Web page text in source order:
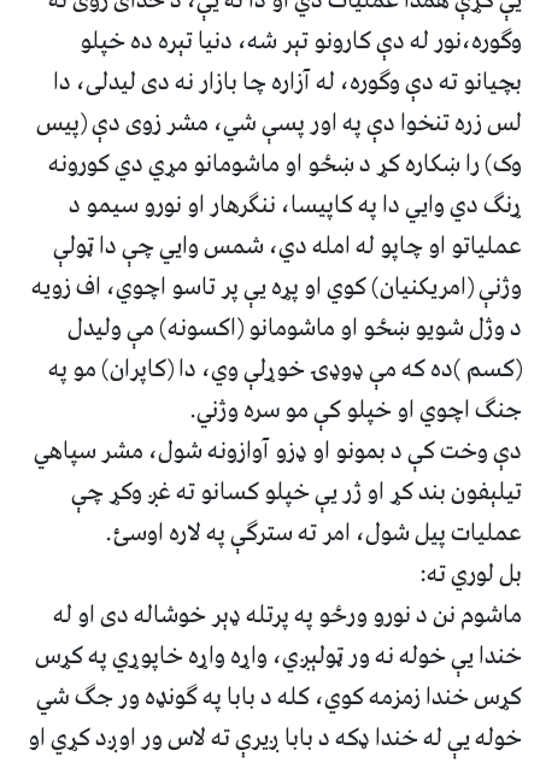
وګوره،نور له دې کارونو تېر شه، دنيا تېره ده خپلو
بچيانو ته دې وګوره، له آزاره چا بازار نه دی ليدلی، دا
لس زره تنخوا دې په اور پسې شي، مشر زوی دې (پيس
وک) را ښکاره کړ د ښځو او ماشومانو مړي دي کورونه
ړنګ دي وايي دا په کاپيسا، ننګرهار او نورو سيمو د
عملياتو او چاپو له امله دي، شمس وايي چې دا ټولې
وژنې (امريکنيان) کوي او پړه يې پر تاسو اچوي، اف زويه
د وژل شويو ښځو او ماشومانو (اکسونه) مې وليدل
(کسم )ده که مې ډوډۍ خوړلې وي، دا (کاپران) مو په
جنګ اچوي او خپلو کې مو سره وژني.
دې وخت کې د بمونو او ډزو آوازونه شول، مشر سپاهي
تيلېفون بند کړ او ژر يې خپلو کسانو ته غږ وکړ چې
عمليات پيل شول، امر ته سترګې په لاره اوسئ.
بل لوري ته:
ماشوم نن د نورو ورځو په پرتله ډېر خوشاله دی او له
خندا يې خوله نه ور ټولېږي، واړه واړه خاپوړي په کړس
کړس خندا زمزمه کوي، کله د بابا په ګونډه ور جګ شي
خوله يې له خندا ډکه د بابا ږيرې ته لاس ور اوږد کړي او